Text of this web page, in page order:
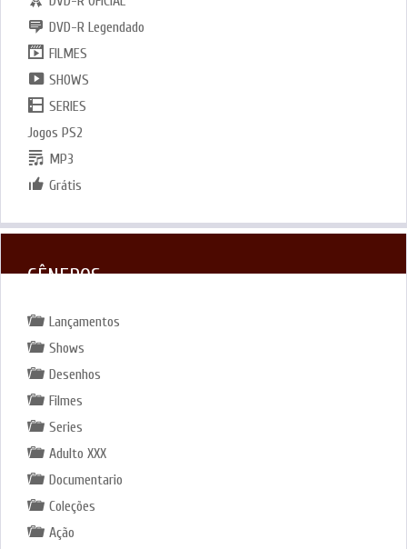
DVD-R Legendado
FILMES
SHOWS
SERIES
Jogos PS2
MP3
Grátis
GÊNEROS
Lançamentos
Shows
Desenhos
Filmes
Series
Adulto XXX
Documentario
Coleções
Ação